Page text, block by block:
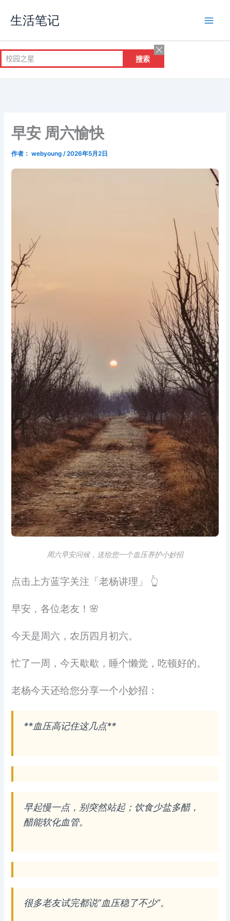
容
生活笔记
早安 周六愉快
作者： webyoung/2026年5月2日
周六早安问候，送给您一个血压养护小妙招
点击上方蓝字关注「老杨讲理」 👆
早安，各位老友！🌸
今天是周六，农历四月初六。
忙了一周，今天歇歇，睡个懒觉，吃顿好的。
老杨今天还给您分享一个小妙招：
**血压高记住这几点**
早起慢一点，别突然站起；饮食少盐多醋，
醋能软化血管。
很多老友试完都说”血压稳了不少”。